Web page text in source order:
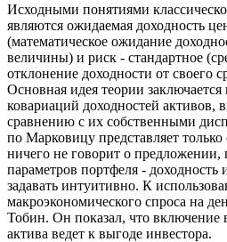
Исходными понятиями
являются ожидаемая доходность
(математическое ожидание
величины) и риск - стандартное
отклонение доходности от своего
Основная идея теории
ковариаций доходностей активов,
сравнению с их собственными
по Марковицу представляет только
ничего не говорит о предложении,
параметров портфеля - доходность
задавать интуитивно. К
макроэкономического спроса на
Тобин. Он показал, что включение
актива ведет к выгоде инвестора.